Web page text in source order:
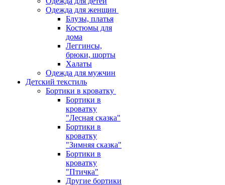
Одежда для женщин
Блузы, платья
Костюмы для
дома
Леггинсы,
брюки, шорты
Халаты
Одежда для мужчин
Детский текстиль
Бортики в кроватку
Бортики в
кроватку
"Лесная сказка"
Бортики в
кроватку
"Зимняя сказка"
Бортики в
кроватку
"Птичка"
Другие бортики